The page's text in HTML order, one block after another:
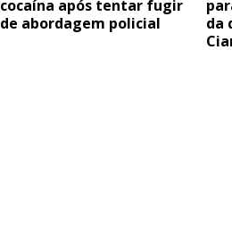
cocaína após tentar fugir
de abordagem policial
da